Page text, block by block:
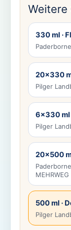
Weitere
330 ml ·
20×330
Pilger
6×330 ml
Pilger
20×500
MEHRWEG
500 ml ·
Pilger